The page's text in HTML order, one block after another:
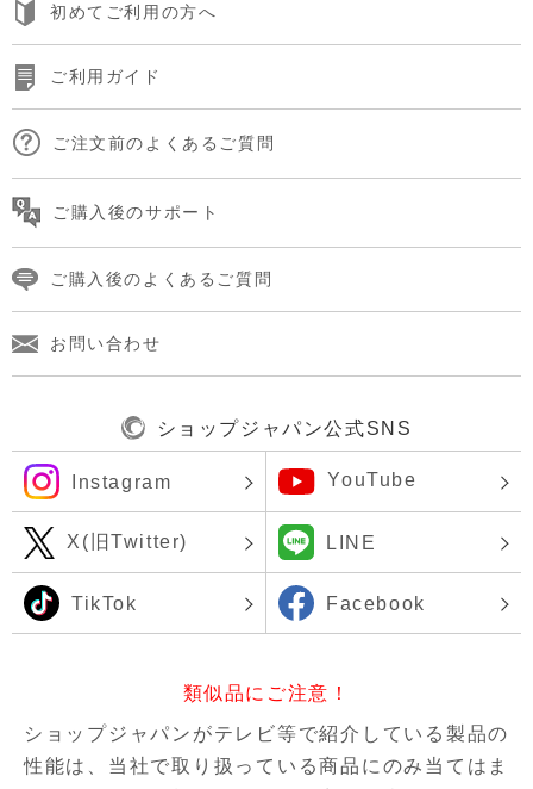
初めてご利用の方へ
ご利用ガイド
ご注文前のよくあるご質問
ご購入後のサポート
ご購入後のよくあるご質問
お問い合わせ
ショップジャパン公式SNS
Instagram YouTube
X(旧Twitter) LINE
TikTok Facebook
類似品にご注意！
ショップジャパンがテレビ等で紹介している製品の
性能は、当社で取り扱っている商品にのみ当てはま